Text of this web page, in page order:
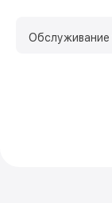
Обслуживание